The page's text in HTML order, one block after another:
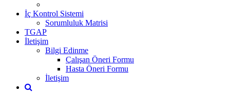
İç Kontrol Sistemi
Sorumluluk Matrisi
TGAP
İletişim
Bilgi Edinme
Çalışan Öneri Formu
Hasta Öneri Formu
İletişim